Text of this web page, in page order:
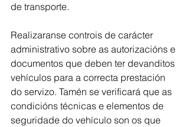
de transporte.
Realizaranse controis de carácter
administrativo sobre as autorizacións e
documentos que deben ter devanditos
vehículos para a correcta prestación
do servizo. Tamén se verificará que as
condicións técnicas e elementos de
seguridade do vehículo son os que